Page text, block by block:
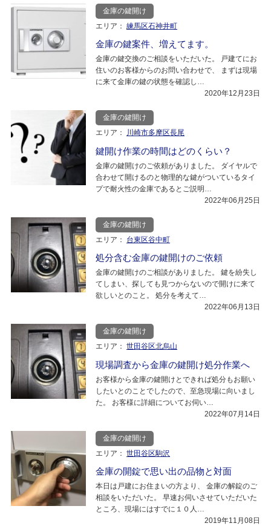
金庫の鍵開け
エリア： 練馬区石神井町
金庫の鍵案件、増えてます。
金庫の鍵交換のご相談をいただいた。 戸建てにお
住いのお客様からのお問い合わせで、 まずは現場
に来て金庫の鍵の状態を確認し…
2020年12月23日
金庫の鍵開け
エリア：
川崎市多摩区長尾
鍵開け作業の時間はどのくらい？
金庫の鍵開けのご依頼がありました。 ダイヤルで
合わせて開けるのと物理的な鍵がついているタイ
プで耐火性の金庫であるとご説明…
2022年06月25日
金庫の鍵開け
エリア：
台東区谷中町
処分含む金庫の鍵開けのご依頼
金庫の鍵開けのご相談がありました。 鍵を紛失し
てしまい、探しても見つからないので開けに来て
欲しいとのこと。 処分を考えて…
2022年06月13日
金庫の鍵開け
エリア： 世田谷区北烏山
現場調査から金庫の鍵開け処分作業へ
お客様から金庫の鍵開けとできれば処分もお願い
したいとのことでしたので、至急現場に向いまし
た。 お客様に詳細についてお伺い…
2022年07月14日
金庫の鍵開け
エリア： 世田谷区駒沢
金庫の開錠で思い出の品物と対面
本日は戸建にお住まいの方より、 金庫の解錠のご
相談をいただいた。 早速お伺いさせていただいた
ところ、現場にはすでに１０人…
2019年11月08日